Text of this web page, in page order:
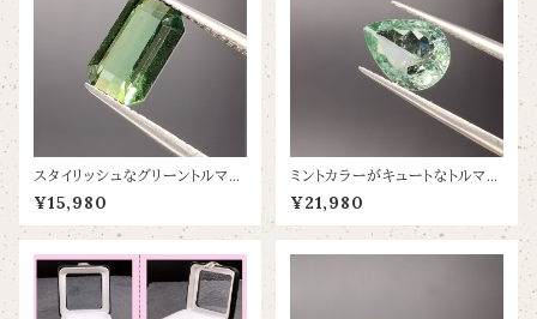
スタイリッシュなグリーントルマリ
ン【1.25ct/7.8×5】
¥15,980
ミントカラーがキュートなトルマリ
ン【1.27ct/9.3×6.9】
¥21,980